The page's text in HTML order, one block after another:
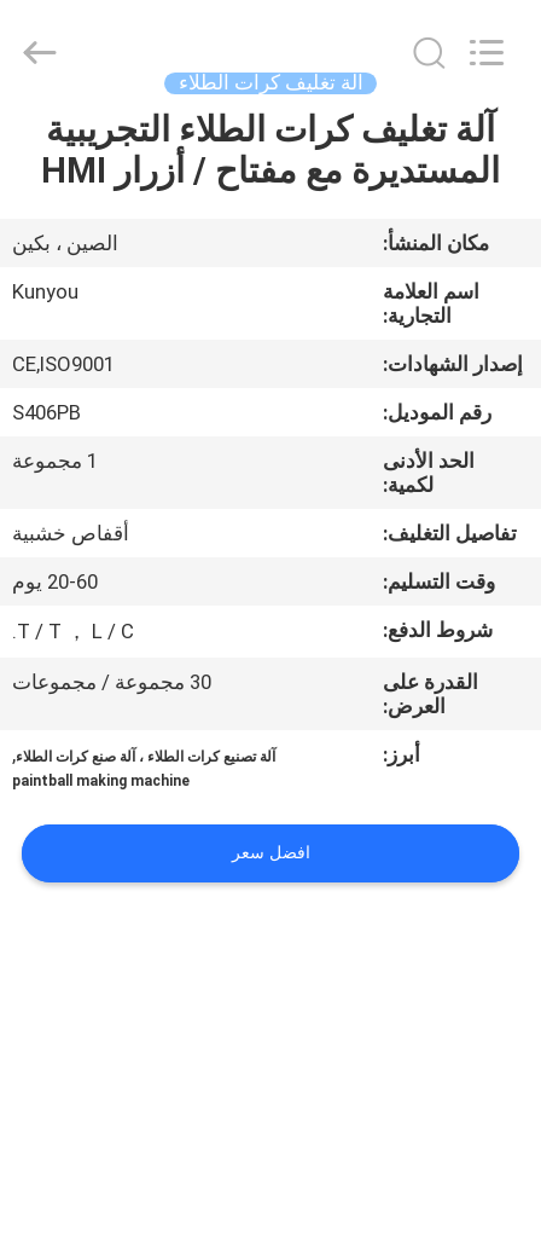
فيديوهات
معلومات
جولة
في
المصنع
مراقبة
الجودة
اطلب
اقتباس
Pharmatech
Co.,LTD..
Reserved.
آلة تغليف كرات الطلاء
آلة تغليف كرات الطلاء التجريبية
المستديرة مع مفتاح / أزرار HMI
مكان المنشأ:
الصين ، بكين
اسم العلامة
التجارية:
Kunyou
إصدار الشهادات:
CE,ISO9001
رقم الموديل:
S406PB
الحد الأدنى
لكمية:
1 مجموعة
تفاصيل التغليف:
أقفاص خشبية
وقت التسليم:
20-60 يوم
شروط الدفع:
T / T ， L / C.
القدرة على
العرض:
30 مجموعة / مجموعات
أبرز: آلة تصنيع كرات الطلاء ، آلة صنع كرات الطلاء,
paintball making machine
افضل سعر